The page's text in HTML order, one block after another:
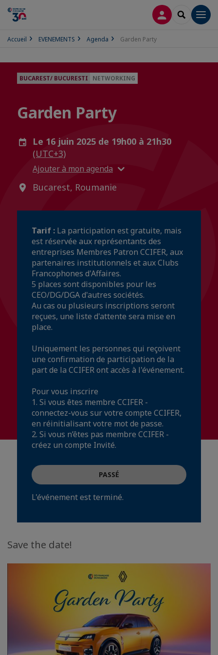
CONNEXION
Accueil EVENEMENTS Agenda Garden Party
BUCAREST/ BUCURESTI NETWORKING
Garden Party
Le 16 juin 2025 de 19h00 à 21h30
(UTC+3)
Ajouter à mon agenda
Bucarest, Roumanie
Tarif : La participation est gratuite, mais
est réservée aux représentants des
entreprises Membres Patron CCIFER, aux
partenaires institutionnels et aux Clubs
Francophones d'Affaires.
5 places sont disponibles pour les
CEO/DG/DGA d'autres sociétés.
Au cas ou plusieurs inscriptions seront
reçues, une liste d'attente sera mise en
place.
Uniquement les personnes qui reçoivent
une confirmation de participation de la
part de la CCIFER ont accès à l'événement.
Pour vous inscrire
1. Si vous êtes membre CCIFER -
connectez-vous sur votre compte CCIFER,
en réinitialisant votre mot de passe.
2. Si vous n’êtes pas membre CCIFER -
créez un compte Invité.
PASSÉ
L'événement est terminé.
Save the date!